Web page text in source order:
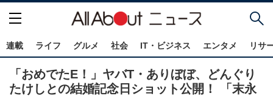
連載 ライフ グルメ 社会 IT・ビジネス エンタメ リサ
「おめでたE！」ヤバT・ありぼぼ、どんぐり
たけしとの結婚記念日ショット公開！ 「末永